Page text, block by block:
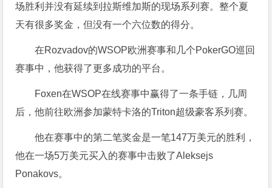
场胜利并没有延续到拉斯维加斯的现场系列赛。整个夏
天有很多奖金，但没有一个六位数的得分。
在Rozvadov的WSOP欧洲赛事和几个PokerGO巡回
赛事中，他获得了更多成功的平台。
Foxen在WSOP在线赛事中赢得了一条手链，几周
后，他前往欧洲参加蒙特卡洛的Triton超级豪客系列赛。
他在赛事中的第二笔奖金是一笔147万美元的胜利，
他在一场5万美元买入的赛事中击败了Aleksejs
Ponakovs。